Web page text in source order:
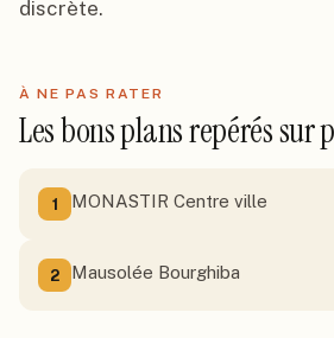
discrète.
À NE PAS RATER
Les bons plans repérés sur
1 MONASTIR Centre ville
2 Mausolée Bourghiba